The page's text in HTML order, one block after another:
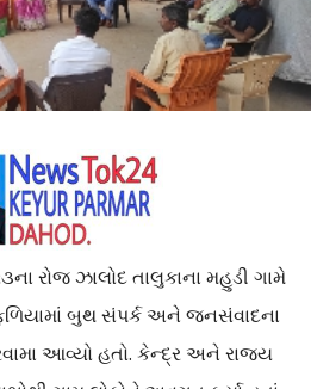
રોજ ઝાલોદ તાલુકાના મહુડી ગામે
બુથ સંપર્ક અને જનસંવાદના
આવ્યો હતો. કેન્દ્ર અને રાજ્ય